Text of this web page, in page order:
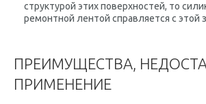
структурой этих поверхностей, то
ремонтной лентой справляется с этой
ПРЕИМУЩЕСТВА,
ПРИМЕНЕНИЕ